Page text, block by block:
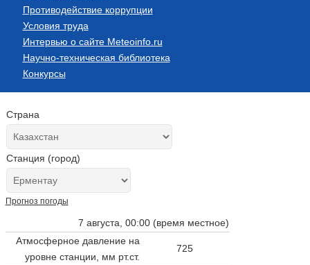
Противодействие коррупции
Условия труда
Интервью о сайте Meteoinfo.ru
Научно-техническая библиотека
Конкурсы
Страна
Станция (город)
Прогноз погоды
7 августа, 00:00 (время местное)
Атмосферное давление на
уровне станции, мм рт.ст.
725